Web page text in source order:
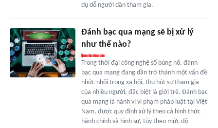
dụ dỗ người dân tham gia.
Đánh bạc qua mạng sẽ bị xử lý
như thế nào?
Trong thời đại công nghệ số bùng nổ, đánh
bạc qua mạng đang dần trở thành một vấn đề
nhức nhối trong xã hội, thu hút sự tham gia
của nhiều người, đặc biệt là giới trẻ. Đánh bạc
qua mạng là hành vi vi phạm pháp luật tại Việt
Nam, được quy định xử lý theo cả hình thức
hành chính và hình sự, tùy theo mức độ